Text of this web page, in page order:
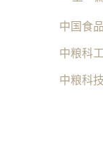
中国食
中粮科